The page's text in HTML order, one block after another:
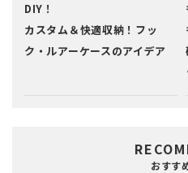
DIY！
カスタム＆快適収納！フッ
ク・ルアーケースのアイデア
おすす